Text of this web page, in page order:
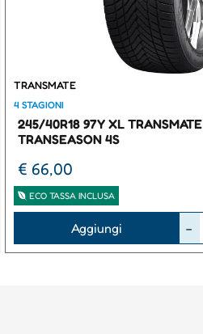
TRANSMATE
4 STAGIONI
245/40R18 97Y XL TRANSMATE
TRANSEASON 4S
€ 66,00
ECO TASSA INCLUSA
Aggiungi